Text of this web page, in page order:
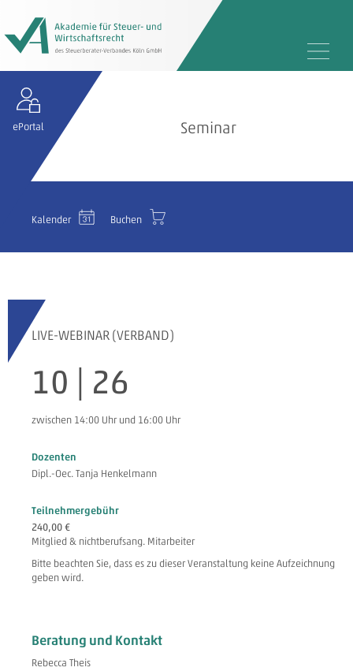
ePortal Seminar
Kalender Buchen
LIVE-WEBINAR (VERBAND)
10 | 26
zwischen 14:00 Uhr und 16:00 Uhr
Dozenten
Dipl.-Oec. Tanja Henkelmann
Teilnehmergebühr
240,00 €
Mitglied & nichtberufsang. Mitarbeiter
Bitte beachten Sie, dass es zu dieser Veranstaltung keine Aufzeichnung
geben wird.
Beratung und Kontakt
Rebecca Theis